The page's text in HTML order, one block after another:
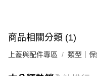
商品相關分類 (1)
上蓋與配件專區 類型｜